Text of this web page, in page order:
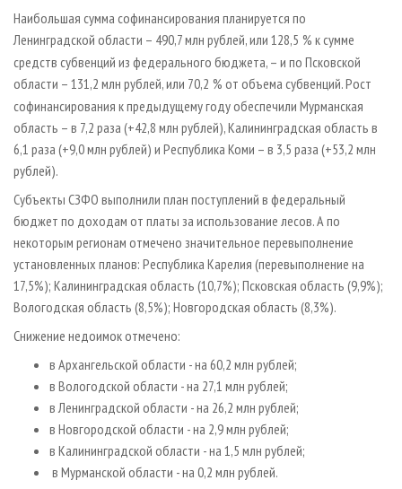
Наибольшая сумма софинансирования планируется по
Ленинградской области – 490,7 млн рублей, или 128,5 % к сумме
средств субвенций из федерального бюджета, – и по Псковской
области – 131,2 млн рублей, или 70,2 % от объема субвенций. Рост
софинансирования к предыдущему году обеспечили Мурманская
область – в 7,2 раза (+42,8 млн рублей), Калининградская область в
6,1 раза (+9,0 млн рублей) и Республика Коми – в 3,5 раза (+53,2 млн
рублей).
Субъекты СЗФО выполнили план поступлений в федеральный
бюджет по доходам от платы за использование лесов. А по
некоторым регионам отмечено значительное перевыполнение
установленных планов: Республика Карелия (перевыполнение на
17,5%); Калининградская область (10,7%); Псковская область (9,9%);
Вологодская область (8,5%); Новгородская область (8,3%).
Снижение недоимок отмечено:
в Архангельской области - на 60,2 млн рублей;
в Вологодской области - на 27,1 млн рублей;
в Ленинградской области - на 26,2 млн рублей;
в Новгородской области - на 2,9 млн рублей;
в Калининградской области - на 1,5 млн рублей;
в Мурманской области - на 0,2 млн рублей.